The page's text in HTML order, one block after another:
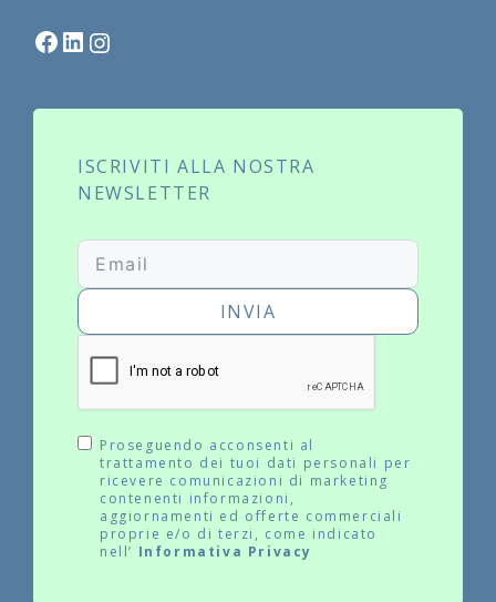
Facebook
LinkedIn
ISCRIVITI ALLA NOSTRA
NEWSLETTER
INVIA
Proseguendo acconsenti al
trattamento dei tuoi dati personali per
ricevere comunicazioni di marketing
contenenti informazioni,
aggiornamenti ed offerte commerciali
proprie e/o di terzi, come indicato
nell’ Informativa Privacy